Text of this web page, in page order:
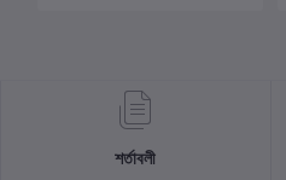
শর্তাবলী